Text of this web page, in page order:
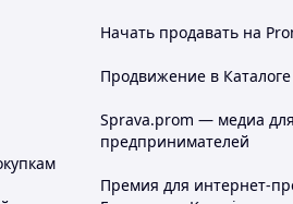
Начать продавать на
Продвижение в Каталоге
Sprava.prom — медиа для
предпринимателей
Премия для интернет-